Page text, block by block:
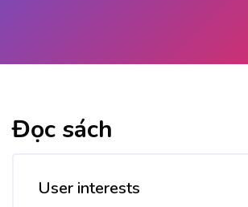
Đọc sách
User interests